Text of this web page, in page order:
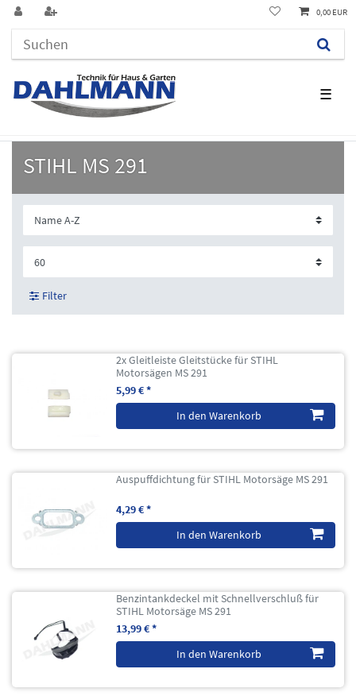
☰
0,00 EUR
STIHL MS 291
Filter
2x Gleitleiste Gleitstücke für STIHL
Motorsägen MS 291
5,99 € *
In den Warenkorb
Auspuffdichtung für STIHL Motorsäge MS 291
4,29 € *
In den Warenkorb
Benzintankdeckel mit Schnellverschluß für
STIHL Motorsäge MS 291
13,99 € *
In den Warenkorb